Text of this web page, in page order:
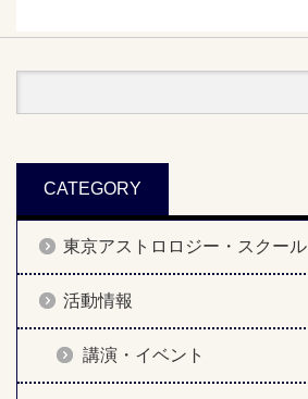
CATEGORY
東京アストロロジー・スクール
活動情報
講演・イベント